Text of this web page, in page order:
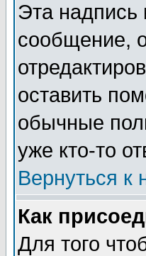
Эта надпись
сообщение,
оставить
обычные
уже кто-то
Вернуться к
Как
Для того